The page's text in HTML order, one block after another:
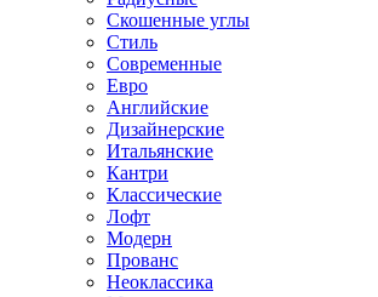
Скошенные углы
Стиль
Современные
Евро
Английские
Дизайнерские
Итальянские
Кантри
Классические
Лофт
Модерн
Прованс
Неоклассика